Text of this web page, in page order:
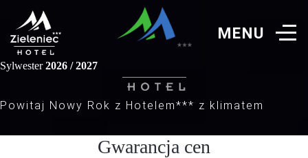
Sylwester2026 / 2027
Powitaj Nowy Rok z Hotelem*** z klimatem
Gwarancja cen